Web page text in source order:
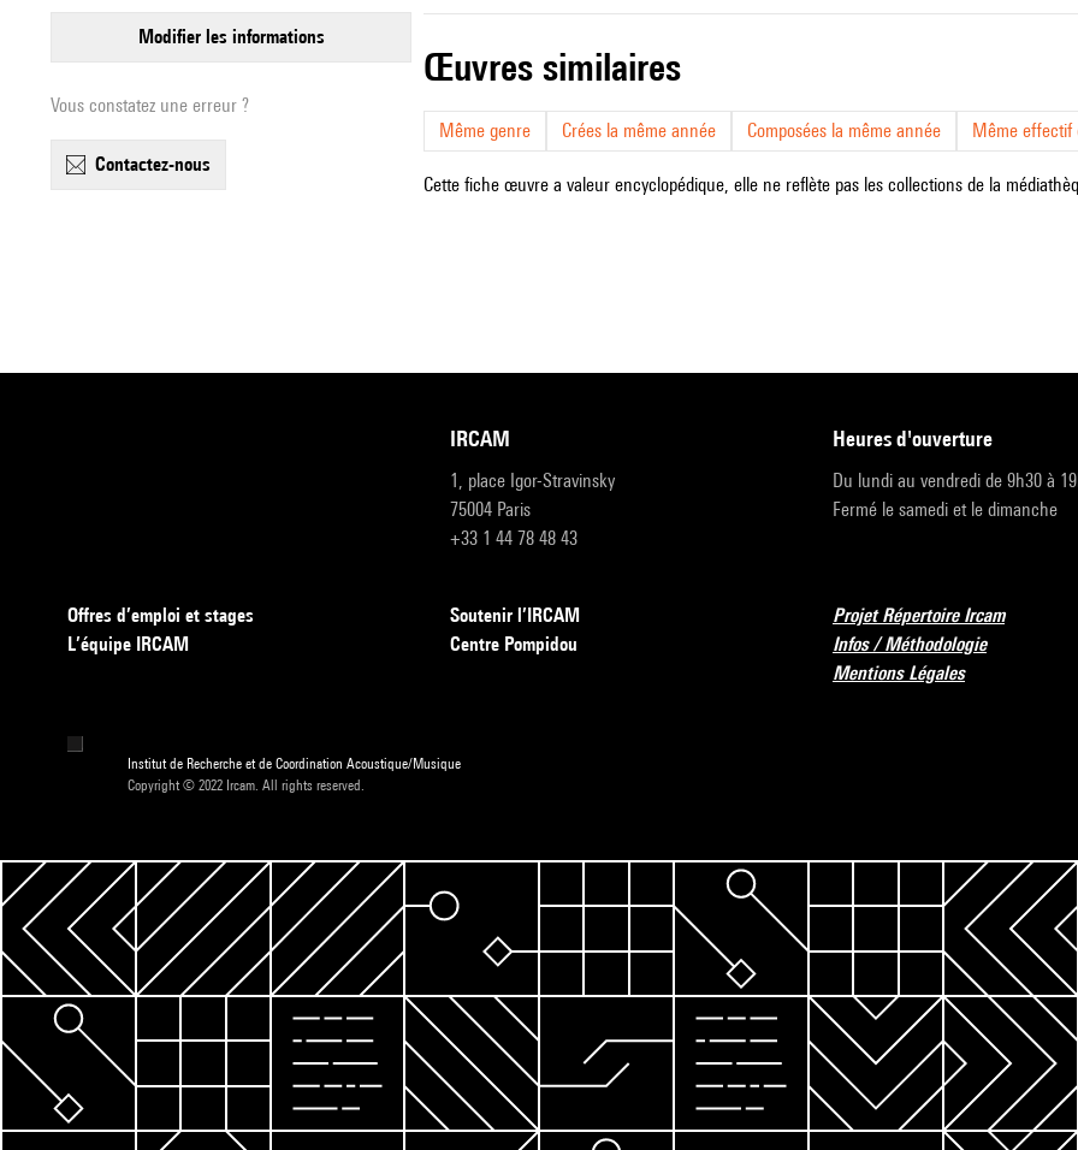
modifier les informations
Vous constatez une erreur ?
contactez-nous
œuvres similaires
Même genre Crées la même année Composées la même année Même effectif
Cette fiche œuvre a valeur encyclopédique, elle ne reflète pas les collections de la
IRCAM
1, place Igor-Stravinsky
75004 Paris
+33 1 44 78 48 43
heures d'ouverture
Du lundi au vendredi de 9h30 à
Fermé le samedi et le dimanche
Offres d’emploi et stages
L’équipe IRCAM
Soutenir l’IRCAM
Centre Pompidou
Projet Répertoire Ircam
Infos / Méthodologie
Mentions Légales
Institut de Recherche et de Coordination Acoustique/Musique
Copyright © 2022 Ircam. All rights reserved.